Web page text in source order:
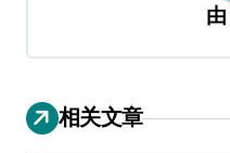
由
相关文章